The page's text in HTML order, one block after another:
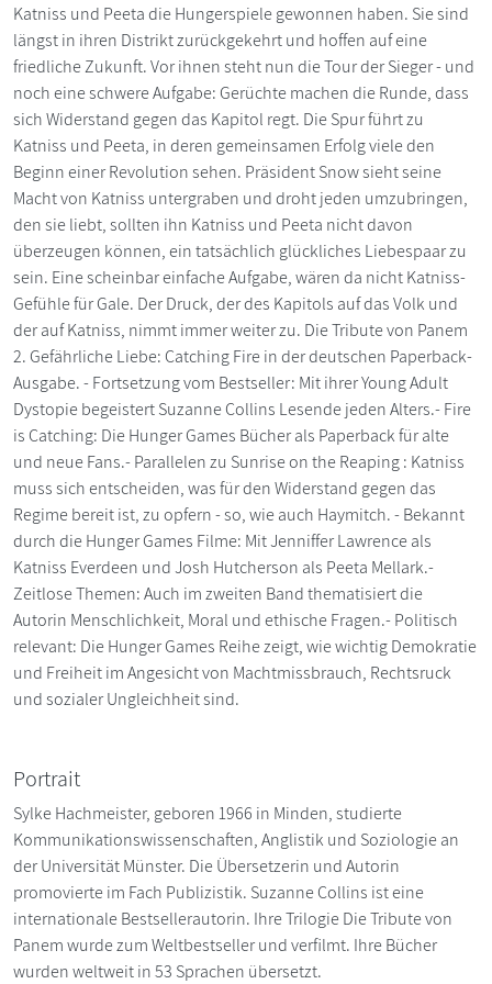
Katniss und Peeta die Hungerspiele gewonnen haben. Sie sind
längst in ihren Distrikt zurückgekehrt und hoffen auf eine
friedliche Zukunft. Vor ihnen steht nun die Tour der Sieger - und
noch eine schwere Aufgabe: Gerüchte machen die Runde, dass
sich Widerstand gegen das Kapitol regt. Die Spur führt zu
Katniss und Peeta, in deren gemeinsamen Erfolg viele den
Beginn einer Revolution sehen. Präsident Snow sieht seine
Macht von Katniss untergraben und droht jeden umzubringen,
den sie liebt, sollten ihn Katniss und Peeta nicht davon
überzeugen können, ein tatsächlich glückliches Liebespaar zu
sein. Eine scheinbar einfache Aufgabe, wären da nicht Katniss-
Gefühle für Gale. Der Druck, der des Kapitols auf das Volk und
der auf Katniss, nimmt immer weiter zu. Die Tribute von Panem
2. Gefährliche Liebe: Catching Fire in der deutschen Paperback-
Ausgabe. - Fortsetzung vom Bestseller: Mit ihrer Young Adult
Dystopie begeistert Suzanne Collins Lesende jeden Alters.- Fire
is Catching: Die Hunger Games Bücher als Paperback für alte
und neue Fans.- Parallelen zu Sunrise on the Reaping : Katniss
muss sich entscheiden, was für den Widerstand gegen das
Regime bereit ist, zu opfern - so, wie auch Haymitch. - Bekannt
durch die Hunger Games Filme: Mit Jenniffer Lawrence als
Katniss Everdeen und Josh Hutcherson als Peeta Mellark.-
Zeitlose Themen: Auch im zweiten Band thematisiert die
Autorin Menschlichkeit, Moral und ethische Fragen.- Politisch
relevant: Die Hunger Games Reihe zeigt, wie wichtig Demokratie
und Freiheit im Angesicht von Machtmissbrauch, Rechtsruck
und sozialer Ungleichheit sind.
Portrait
Sylke Hachmeister, geboren 1966 in Minden, studierte
Kommunikationswissenschaften, Anglistik und Soziologie an
der Universität Münster. Die Übersetzerin und Autorin
promovierte im Fach Publizistik. Suzanne Collins ist eine
internationale Bestsellerautorin. Ihre Trilogie Die Tribute von
Panem wurde zum Weltbestseller und verfilmt. Ihre Bücher
wurden weltweit in 53 Sprachen übersetzt.